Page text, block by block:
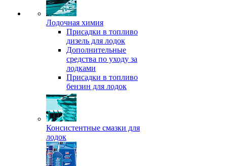
Лодочная химия
Присадки в топливо
дизель для лодок
Дополнительные
средства по уходу за
лодками
Присадки в топливо
бензин для лодок
Консистентные смазки для
лодок